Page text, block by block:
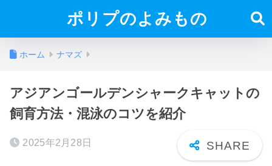
ポリプのよみもの
ホーム ナマズ
アジアンゴールデンシャークキャットの
飼育方法・混泳のコツを紹介
2025年2月28日